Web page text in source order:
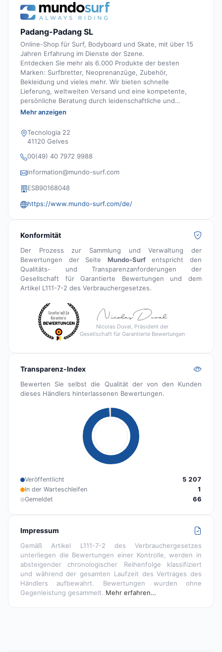
Padang-Padang SL
Online-Shop für Surf, Bodyboard und Skate, mit über 15
Jahren Erfahrung im Dienste der Szene.
Entdecken Sie mehr als 6.000 Produkte der besten
Marken: Surfbretter, Neoprenanzüge, Zubehör,
Bekleidung und vieles mehr. Wir bieten schnelle
Lieferung, weltweiten Versand und eine kompetente,
persönliche Beratung durch leidenschaftliche und
erfahrene Surfer.
Mehr anzeigen
Tecnologia 22
41120 Gelves
00(49) 40 7972 9988
information@mundo-surf.com
ESB90168048
https://www.mundo-surf.com/de/
Konformität
Der Prozess zur Sammlung und Verwaltung der
Bewertungen der Seite Mundo-Surfentspricht den
Qualitäts- und Transparenzanforderungen der
Gesellschaft für Garantierte Bewertungen und dem
Artikel L111-7-2 des Verbrauchergesetzes.
Nicolas Duval, Präsident der
Gesellschaft für Garantierte Bewertungen
Transparenz-Index
Bewerten Sie selbst die Qualität der von den Kunden
dieses Händlers hinterlassenen Bewertungen.
Veröffentlicht
5 207
In der Warteschleifen
1
Gemeldet
66
Impressum
Gemäß Artikel L111-7-2 des Verbrauchergesetzes
unterliegen die Bewertungen einer Kontrolle, werden in
absteigender chronologischer Reihenfolge klassifiziert
und während der gesamten Laufzeit des Vertrages des
Händlers aufbewahrt. Bewertungen wurden ohne
Gegenleistung gesammelt. Mehr erfahren…